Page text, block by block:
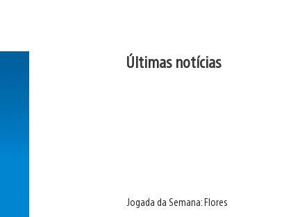
Últimas notícias
Jogada da Semana: Flores